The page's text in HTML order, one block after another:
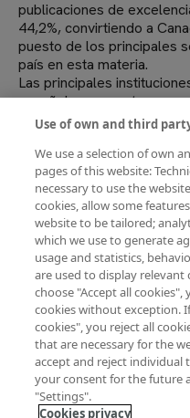
publicaciones de
44,2%, convirtiendo a
puesto de los principales
país en esta materia.
Las principales
españolas presentes en
son, por orden, el Consejo
Investigaciones Científicas
Universidad Autónoma de
Universidad de Barcelona
Salud Carlos III (ISCIII).
el ISCIII es la primera
parte de Canadá, la
Universidad British
McGill y la Universidad
instituciones que más
España.
Producción científica
Use of own and third
We use a selection of own
pages of this website:
necessary to use the
cookies, allow some
website to be tailored;
which we use to generate
usage and statistics,
are used to display
choose "Accept all cookies",
cookies without exception.
cookies", you reject all
that are necessary for the
accept and reject individual
your consent for the future
"Settings".
Cookies privacy